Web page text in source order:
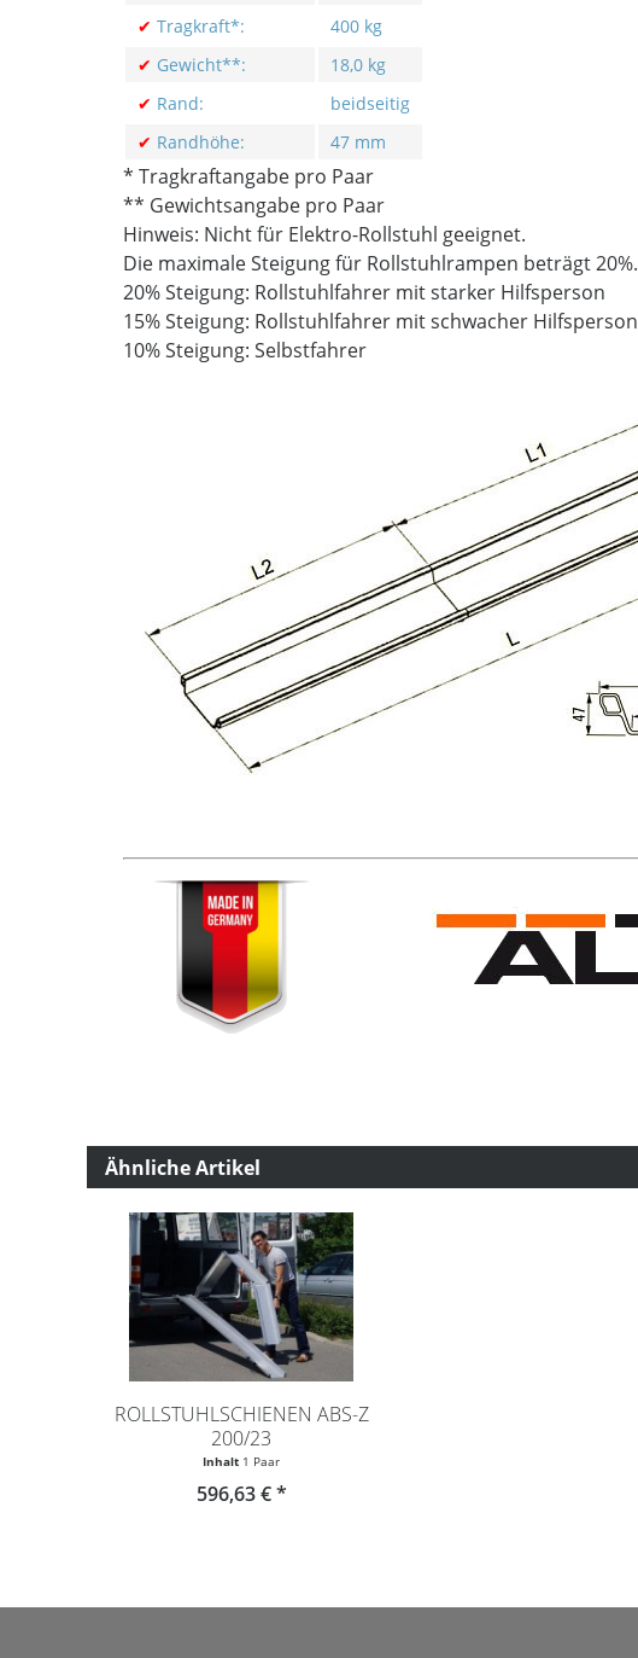
✔ Tragkraft*:
400 kg
✔ Gewicht**:
18,0 kg
✔ Rand:
beidseitig
✔ Randhöhe: 47 mm
* Tragkraftangabe pro Paar
** Gewichtsangabe pro Paar
Hinweis: Nicht für Elektro-Rollstuhl geeignet.
Die maximale Steigung für Rollstuhlrampen beträgt 20%.
20% Steigung: Rollstuhlfahrer mit starker Hilfsperson
15% Steigung: Rollstuhlfahrer mit schwacher Hilfsperson
10% Steigung: Selbstfahrer
Ähnliche Artikel
ROLLSTUHLSCHIENEN ABS-Z
200/23
Inhalt 1 Paar
596,63 € *